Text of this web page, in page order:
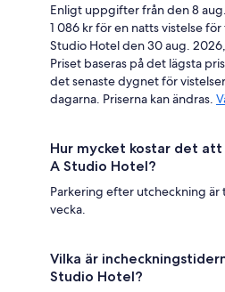
Enligt uppgifter från den 8
1 086 kr för en natts vistelse
Studio Hotel den 30 aug.
Priset baseras på det lägsta
det senaste dygnet för
dagarna. Priserna kan ändras.
Hur mycket kostar det
A Studio Hotel?
Parkering efter utcheckning
vecka.
Vilka är
Studio Hotel?